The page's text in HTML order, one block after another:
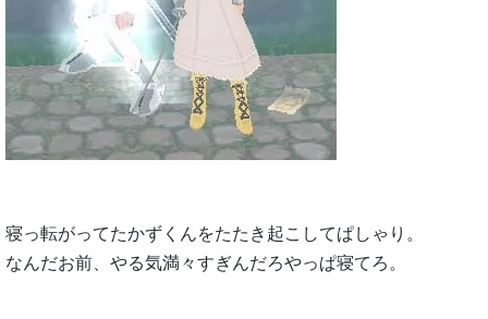
寝っ転がってたかずくんをたたき起こしてぱしゃり。
なんだお前、やる気満々すぎんだろやっぱ寝てろ。